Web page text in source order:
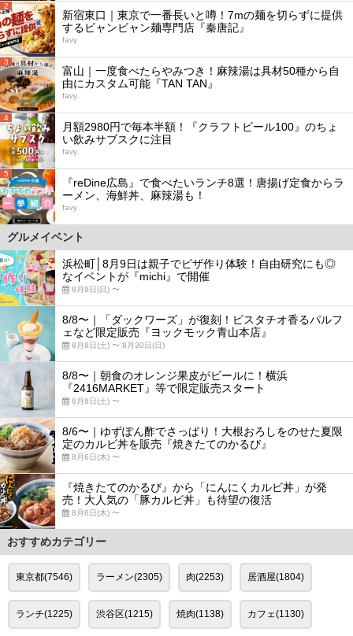
2
新宿東口｜東京で一番長いと噂！7mの麺を切らずに提供
するビャンビャン麺専門店『秦唐記』
favy
3
富山｜一度食べたらやみつき！麻辣湯は具材50種から自
由にカスタム可能『TAN TAN』
favy
4
月額2980円で毎本半額！『クラフトビール100』のちょ
い飲みサブスクに注目
favy
5
『reDine広島』で食べたいランチ8選！唐揚げ定食からラ
ーメン、海鮮丼、麻辣湯も！
favy
グルメイベント
浜松町│8月9日は親子でピザ作り体験！自由研究にも◎
なイベントが『michi』で開催
8月9日(日) 〜
8/8〜｜「ダックワーズ」が復刻！ピスタチオ香るパルフ
ェなど限定販売『ヨックモック青山本店』
8月8日(土) 〜 8月30日(日)
8/8〜｜朝食のオレンジ果皮がビールに！横浜
『2416MARKET』等で限定販売スタート
8月8日(土) 〜
8/6〜｜ゆずぽん酢でさっぱり！大根おろしをのせた夏限
定のカルビ丼を販売『焼きたてのかるび』
8月6日(木) 〜
『焼きたてのかるび』から「にんにくカルビ丼」が発
売！大人気の「豚カルビ丼」も待望の復活
8月6日(木) 〜
おすすめカテゴリー
東京都(7546) ラーメン(2305) 肉(2253) 居酒屋(1804)
ランチ(1225) 渋谷区(1215) 焼肉(1138) カフェ(1130)